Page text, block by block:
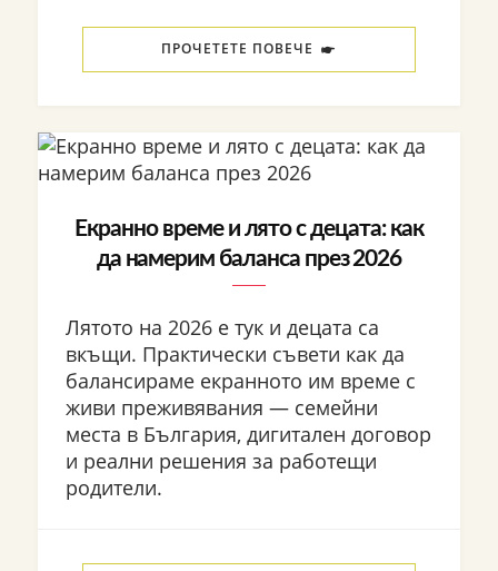
ПРОЧЕТЕТЕ ПОВЕЧЕ
Екранно време и лято с децата: как
да намерим баланса през 2026
Лятото на 2026 е тук и децата са
вкъщи. Практически съвети как да
балансираме екранното им време с
живи преживявания — семейни
места в България, дигитален договор
и реални решения за работещи
родители.